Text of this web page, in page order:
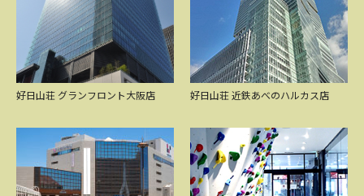
グラビティリサーチ梅田Blogを開設しました！
好日山荘 グランフロント大阪店 好日山荘 近鉄あべのハルカス店